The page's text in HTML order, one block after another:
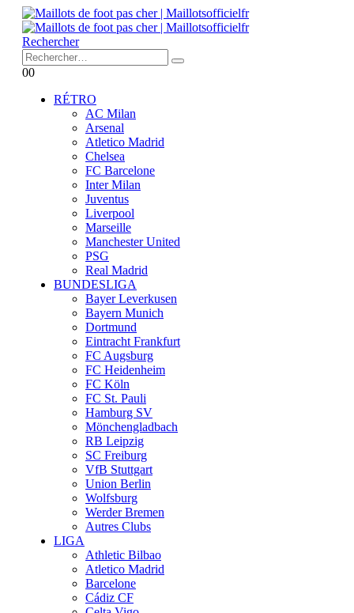
Rechercher
00
RÉTRO
AC Milan
Arsenal
Atletico Madrid
Chelsea
FC Barcelone
Inter Milan
Juventus
Liverpool
Marseille
Manchester United
PSG
Real Madrid
BUNDESLIGA
Bayer Leverkusen
Bayern Munich
Dortmund
Eintracht Frankfurt
FC Augsburg
FC Heidenheim
FC Köln
FC St. Pauli
Hamburg SV
Mönchengladbach
RB Leipzig
SC Freiburg
VfB Stuttgart
Union Berlin
Wolfsburg
Werder Bremen
Autres Clubs
LIGA
Athletic Bilbao
Atletico Madrid
Barcelone
Cádiz CF